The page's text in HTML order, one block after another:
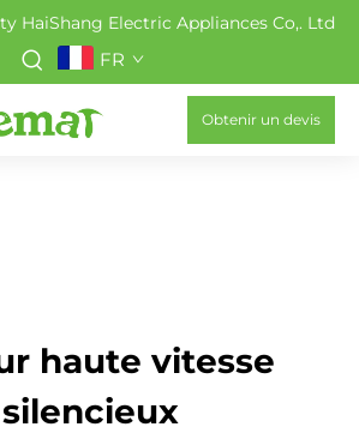
HaiShang Electric Appliances Co,. Ltd
FR
Obtenir un devis
haute vitesse
silencieux